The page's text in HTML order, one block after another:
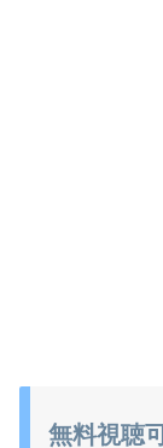
無料視聴